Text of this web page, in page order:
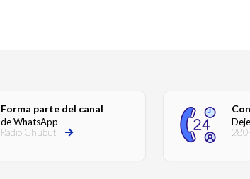
Forma parte del canal
de WhatsApp
Radio Chubut